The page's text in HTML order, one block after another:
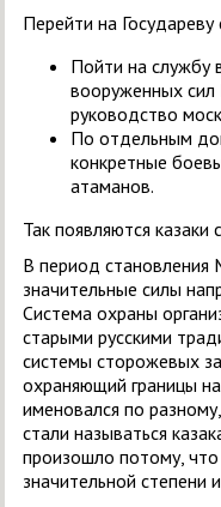
Перейти на
Пойти на службу
вооруженных сил
руководство
По отдельным
конкретные
атаманов.
Так появляются казаки
В период становления
значительные силы
Система охраны
старыми русскими
системы сторожевых
охраняющий границы
именовался по
стали называться
произошло потому,
значительной степени